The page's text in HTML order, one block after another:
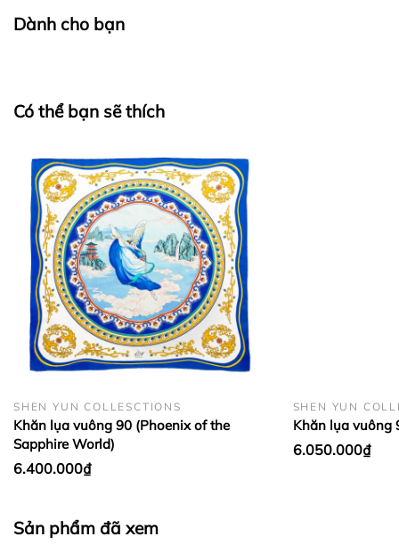
BẢO QUẢN LỤA VÀ CASHMERE:
Dành cho bạn
Có thể bạn sẽ thích
SHEN YUN COLLESCTIONS
Khăn lụa vuông 90 (Phoenix of the
Sapphire World)
6.400.000₫
SHEN YUN
Khăn lụa vuông
6.050.000₫
Sản phẩm đã xem